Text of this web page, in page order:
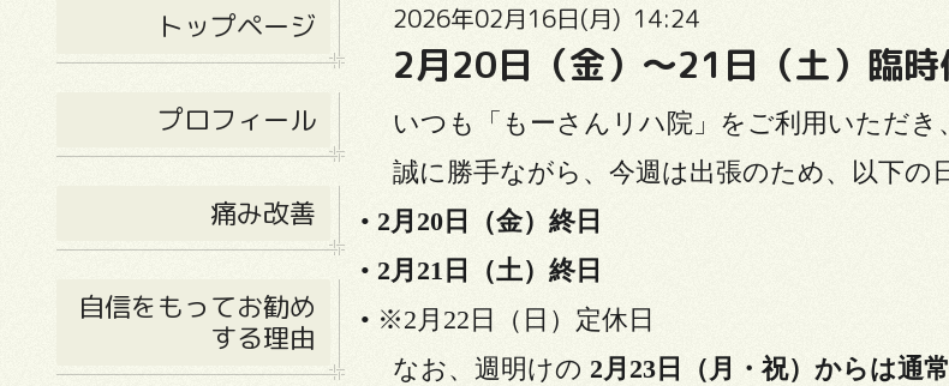
トップページ
プロフィール
痛み改善
自信をもってお勧め
する理由
2026年02月16日(月) 14:24
2月20日（金）〜21日（土）臨
いつも「もーさんリハ院」をご利用いただき
誠に勝手ながら、今週は出張のため、以下の
• 2月20日（金）終日
•2月21日（土）終日
• ※2月22日（日）定休日
なお、週明けの 2月23日（月・祝）からは通